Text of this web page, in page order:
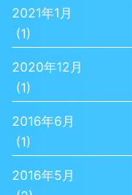
2021年1月
(1)
2020年12月
(1)
2016年6月
(1)
2016年5月